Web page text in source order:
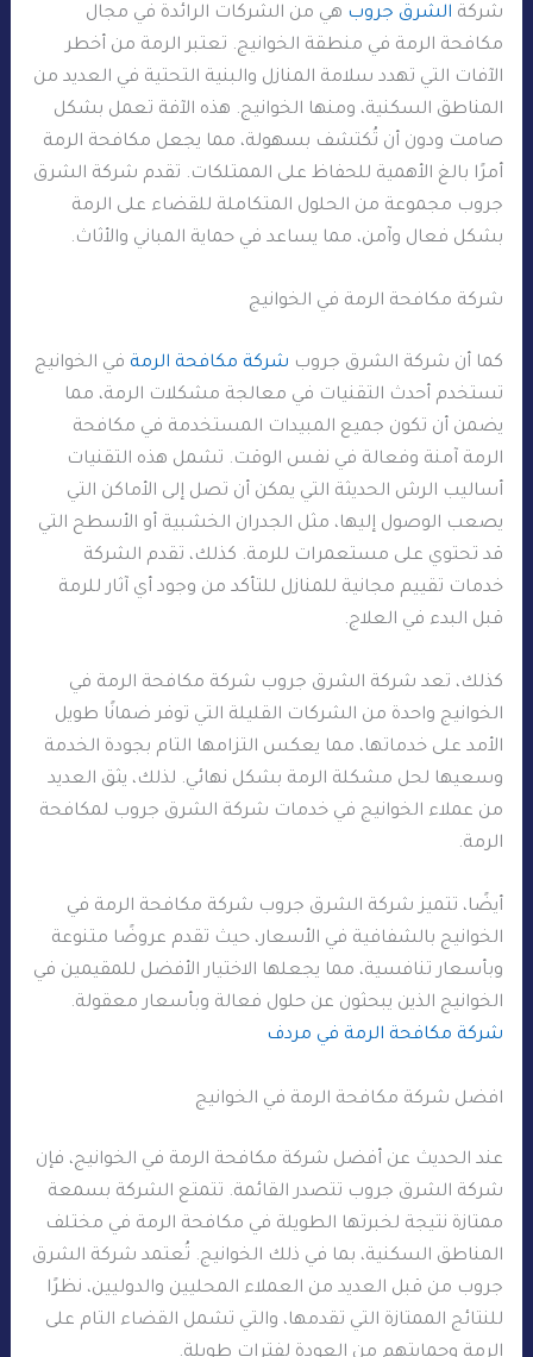
شركة الشرق جروب هي من الشركات الرائدة في مجال
مكافحة الرمة في منطقة الخوانيج. تعتبر الرمة من أخطر
الآفات التي تهدد سلامة المنازل والبنية التحتية في العديد من
المناطق السكنية، ومنها الخوانيج. هذه الآفة تعمل بشكل
صامت ودون أن تُكتشف بسهولة، مما يجعل مكافحة الرمة
أمرًا بالغ الأهمية للحفاظ على الممتلكات. تقدم شركة الشرق
جروب مجموعة من الحلول المتكاملة للقضاء على الرمة
بشكل فعال وآمن، مما يساعد في حماية المباني والأثاث.
شركة مكافحة الرمة في الخوانيج
كما أن شركة الشرق جروب شركة مكافحة الرمة في الخوانيج
تستخدم أحدث التقنيات في معالجة مشكلات الرمة، مما
يضمن أن تكون جميع المبيدات المستخدمة في مكافحة
الرمة آمنة وفعالة في نفس الوقت. تشمل هذه التقنيات
أساليب الرش الحديثة التي يمكن أن تصل إلى الأماكن التي
يصعب الوصول إليها، مثل الجدران الخشبية أو الأسطح التي
قد تحتوي على مستعمرات للرمة. كذلك، تقدم الشركة
خدمات تقييم مجانية للمنازل للتأكد من وجود أي آثار للرمة
قبل البدء في العلاج.
كذلك، تعد شركة الشرق جروب شركة مكافحة الرمة في
الخوانيج واحدة من الشركات القليلة التي توفر ضمانًا طويل
الأمد على خدماتها، مما يعكس التزامها التام بجودة الخدمة
وسعيها لحل مشكلة الرمة بشكل نهائي. لذلك، يثق العديد
من عملاء الخوانيج في خدمات شركة الشرق جروب لمكافحة
الرمة.
أيضًا، تتميز شركة الشرق جروب شركة مكافحة الرمة في
الخوانيج بالشفافية في الأسعار، حيث تقدم عروضًا متنوعة
وبأسعار تنافسية، مما يجعلها الاختيار الأفضل للمقيمين في
الخوانيج الذين يبحثون عن حلول فعالة وبأسعار معقولة.
شركة مكافحة الرمة في مردف
افضل شركة مكافحة الرمة في الخوانيج
عند الحديث عن أفضل شركة مكافحة الرمة في الخوانيج، فإن
شركة الشرق جروب تتصدر القائمة. تتمتع الشركة بسمعة
ممتازة نتيجة لخبرتها الطويلة في مكافحة الرمة في مختلف
المناطق السكنية، بما في ذلك الخوانيج. تُعتمد شركة الشرق
جروب من قبل العديد من العملاء المحليين والدوليين، نظرًا
للنتائج الممتازة التي تقدمها، والتي تشمل القضاء التام على